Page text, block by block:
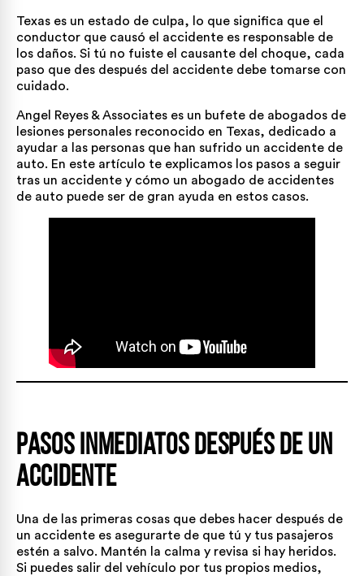
Texas es un estado de culpa, lo que significa que el
conductor que causó el accidente es responsable de
los daños. Si tú no fuiste el causante del choque, cada
paso que des después del accidente debe tomarse con
cuidado.
Angel Reyes & Associates es un bufete de abogados de
lesiones personales reconocido en Texas, dedicado a
ayudar a las personas que han sufrido un accidente de
auto. En este artículo te explicamos los pasos a seguir
tras un accidente y cómo un abogado de accidentes
de auto puede ser de gran ayuda en estos casos.
Pasos inmediatos después de un
accidente
Una de las primeras cosas que debes hacer después de
un accidente es asegurarte de que tú y tus pasajeros
estén a salvo. Mantén la calma y revisa si hay heridos.
Si puedes salir del vehículo por tus propios medios,